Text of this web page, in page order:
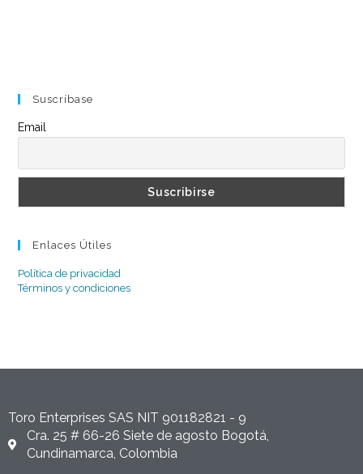
Suscríbase
Email
Enlaces Útiles
Política de privacidad
Términos y condiciones
Toro Enterprises SAS NIT 901182821 - 9
Cra. 25 # 66-26 Siete de agosto Bogotá,
Cundinamarca, Colombia